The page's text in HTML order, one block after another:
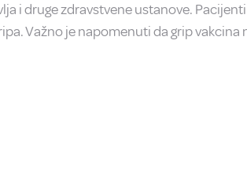
i druge zdravstvene ustanove.
Važno je napomenuti da grip vakcina